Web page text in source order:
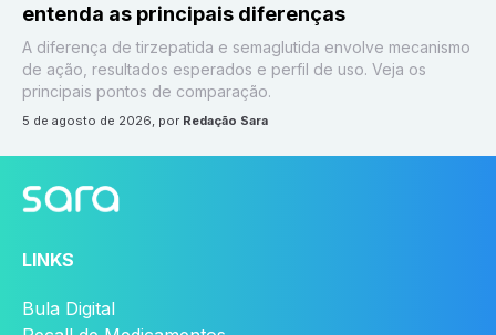
entenda as principais diferenças
A diferença de tirzepatida e semaglutida envolve mecanismo
de ação, resultados esperados e perfil de uso. Veja os
principais pontos de comparação.
5 de agosto de 2026, por Redação Sara
LINKS
Bula Digital